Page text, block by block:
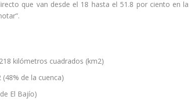
que van desde el 18 hasta el 51.8 por ciento en
kilómetros cuadrados (km2)
de la cuenca)
El Bajío)